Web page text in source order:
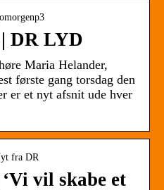
DR LYD
Maria Helander,
første gang torsdag den
er et nyt afsnit ude hver
fra DR
vil skabe et